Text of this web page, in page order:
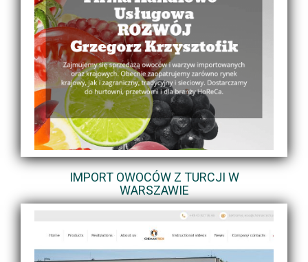
IMPORT OWOCÓW Z TURCJI W
WARSZAWIE